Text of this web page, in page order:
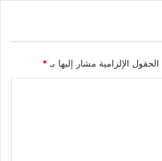
الحقول الإلزامية مشار إليها بـ *